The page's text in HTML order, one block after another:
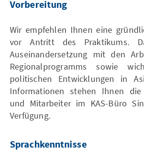
Vorbereitung
Wir empfehlen Ihnen eine
vor Antritt des Praktikums.
Auseinandersetzung mit den
Regionalprogramms sowie
politischen Entwicklungen in
Informationen stehen Ihnen die
und Mitarbeiter im KAS-Büro
Verfügung.
Sprachkenntnisse